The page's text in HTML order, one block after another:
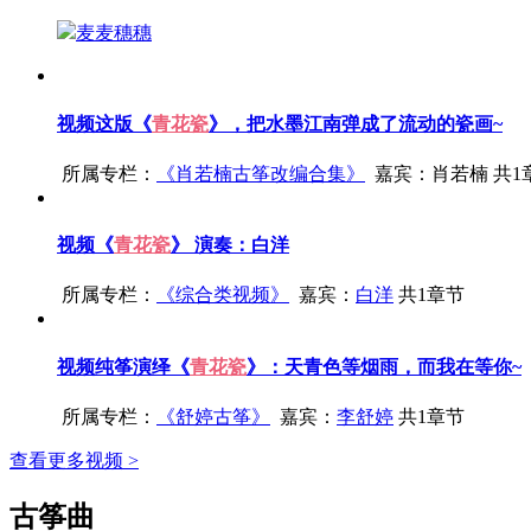
麦麦穗穗
视频这版《青花瓷》，把水墨江南弹成了流动的瓷画~
所属专栏： 《肖若楠古筝改编合集》 嘉宾： 肖若楠 共1
视频 《青花瓷》 演奏：白洋
所属专栏： 《综合类视频》 嘉宾： 白洋 共1章节
视频纯筝演绎《青花瓷》：天青色等烟雨，而我在等你~
所属专栏： 《舒婷古筝》 嘉宾： 李舒婷 共1章节
查看更多视频 >
古筝曲